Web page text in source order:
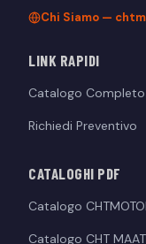
Chi Siamo —
LINK RAPIDI
Catalogo Completo
Richiedi Preventivo
CATALOGHI PDF
Catalogo
Catalogo CHT